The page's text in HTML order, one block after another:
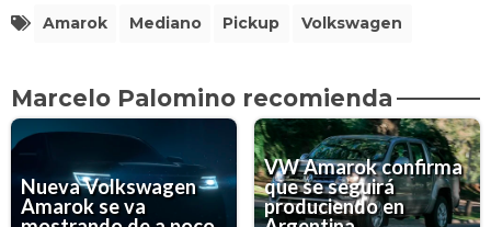
Amarok Mediano Pickup Volkswagen
Marcelo Palomino recomienda
Nueva Volkswagen
Amarok se va
VW Amarok confirma
que se seguirá
produciendo en